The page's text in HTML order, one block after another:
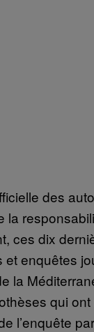
des
la
ces dix
et enquêtes
la
qui
l’enquête